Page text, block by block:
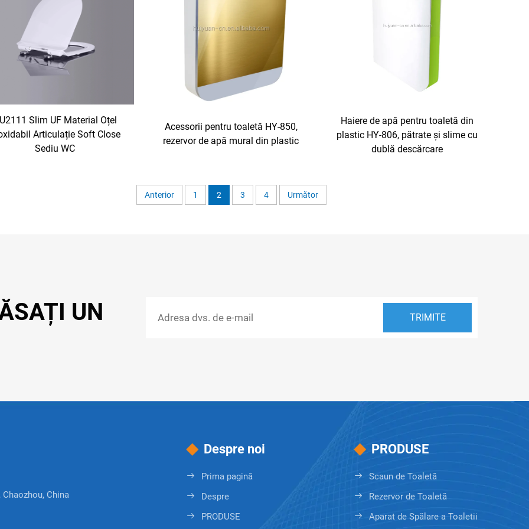
Slim UF Material Oțel
Articulație Soft Close
Sediu WC
Acessorii pentru toaletă HY-850,
rezervor de apă mural din plastic
Haiere de apă pentru toaletă din
plastic HY-806, pătrate și slime cu
dublă descărcare
Anterior 1 2 3 4 Următor
UN
China
Despre noi
Prima pagină
Despre
PRODUSE
PRODUSE
Scaun de Toaletă
Rezervor de Toaletă
Aparat de Spălare a Toaletii